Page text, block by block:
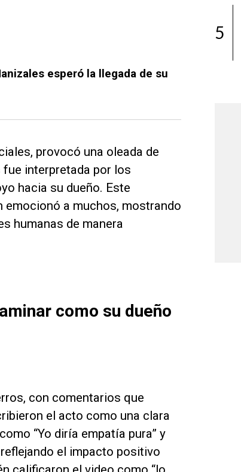
esperó la llegada de su
provocó una oleada de
interpretada por los
hacia su dueño. Este
a muchos, mostrando
humanas de manera
como su dueño
con comentarios que
el acto como una clara
“Yo diría empatía pura” y
el impacto positivo
5